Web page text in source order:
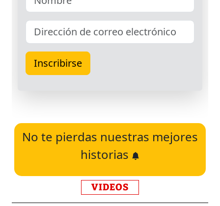
No te pierdas nuestras mejores
historias
VIDEOS